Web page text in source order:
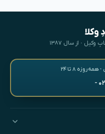
وکلا
وکیل · از سال ۱۳۸۷
۸ تا ۲۴